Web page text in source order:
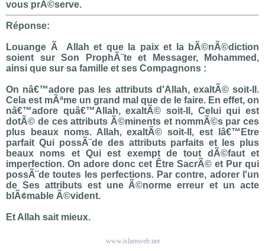
vous prÃ©serve.
Réponse:
Louange Ã Allah et que la paix et la bÃ©nÃ©diction
soient sur Son ProphÃ¨te et Messager, Mohammed,
ainsi que sur sa famille et ses Compagnons :
On nâ€™adore pas les attributs d'Allah, exaltÃ© soit-Il.
Cela est mÃªme un grand mal que de le faire. En effet, on
nâ€™adore quâ€™Allah, exaltÃ© soit-Il, Celui qui est
dotÃ© de ces attributs Ã©minents et nommÃ©s par ces
plus beaux noms. Allah, exaltÃ© soit-Il, est lâ€™Etre
parfait Qui possÃ¨de des attributs parfaits et les plus
beaux noms et Qui est exempt de tout dÃ©faut et
imperfection. On adore donc cet Être SacrÃ© et Pur qui
possÃ¨de toutes les perfections. Par contre, adorer l'un
de Ses attributs est une Ã©norme erreur et un acte
blÃ¢mable Ã©vident.
Et Allah sait mieux.
www.islamweb.net